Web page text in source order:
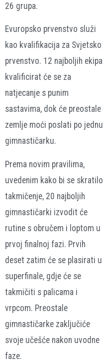
26 grupa.
Evuropsko prvenstvo služi
kao kvalifikacija za Svjetsko
prvenstvo. 12 najboljih ekipa
kvalificirat će se za
natjecanje s punim
sastavima, dok će preostale
zemlje moći poslati po jednu
gimnastičarku.
Prema novim pravilima,
uvedenim kako bi se skratilo
takmičenje, 20 najboljih
gimnastičarki izvodit će
rutine s obručem i loptom u
prvoj finalnoj fazi. Prvih
deset zatim će se plasirati u
superfinale, gdje će se
takmičiti s palicama i
vrpcom. Preostale
gimnastičarke zaključiće
svoje učešće nakon uvodne
faze.